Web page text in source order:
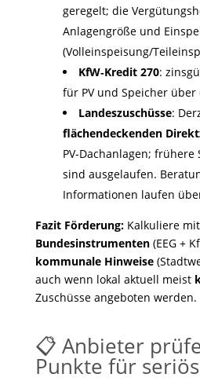
geregelt; die
Anlagengröße und
(Volleinspeisung/
KfW‑Kredit 270:
für PV und Speicher über
Landeszuschüsse:
flächendeckenden
PV‑Dachanlagen;
sind ausgelaufen.
Informationen laufen
Fazit Förderung:Kalkuliere mit
Bundesinstrumenten(EEG +
kommunale Hinweise
auch wenn lokal aktuell meist
Zuschüsse angeboten werden.
📋 Anbieter
Punkte für